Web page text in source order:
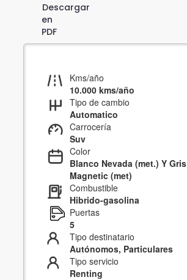
Descargar
en
PDF
Kms/año
10.000 kms/año
Tipo de cambio
Automatico
Carrocería
Suv
Color
Blanco Nevada (met.) Y Gris
Magnetic (met)
Combustible
Hibrido-gasolina
Puertas
5
Tipo destinatario
Autónomos, Particulares
Tipo servicio
Renting